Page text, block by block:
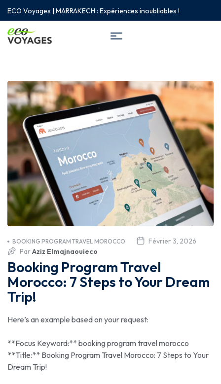
ECO Voyages | MARRAKECH : Expériences inoubliables !
Février 3, 2026
BOOKING PROGRAM TRAVEL MOROCCO
Par Aziz Elmajnaouieco
Booking Program Travel
Morocco: 7 Steps to Your Dream
Trip!
Here’s an example based on your request:
**Focus Keyword:** booking program travel morocco
**Title:** Booking Program Travel Morocco: 7 Steps to Your
Dream Trip!